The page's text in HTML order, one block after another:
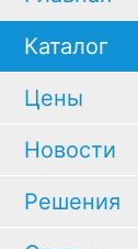
Каталог
Цены
Новости
Решения